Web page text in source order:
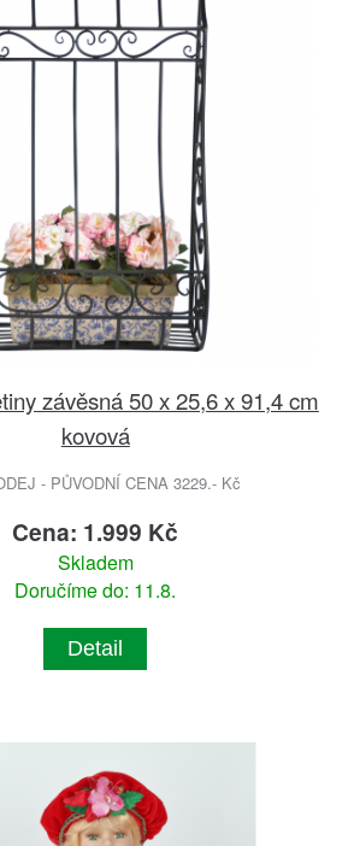
závěsná 50 x 25,6 x 91,4 cm
kovová
- PŮVODNÍ CENA 3229.- Kč
Cena: 1.999 Kč
Skladem
Doručíme do: 11.8.
Detail